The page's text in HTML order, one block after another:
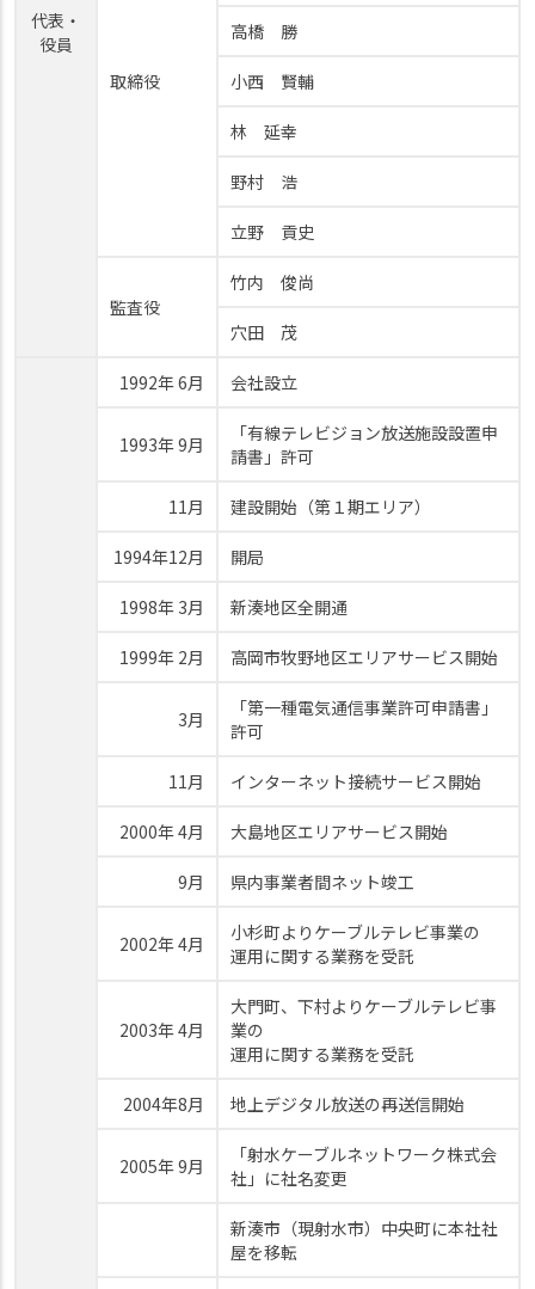
代表・
役員
取締役
高橋 勝
小西 賢輔
林 延幸
野村 浩
立野 貢史
監査役
竹内 俊尚
穴田 茂
1992年 6月 会社設立
1993年 9月
「有線テレビジョン放送施設設置申
請書」許可
11月 建設開始（第１期エリア）
1994年12月 開局
1998年 3月 新湊地区全開通
1999年 2月 高岡市牧野地区エリアサービス開始
3月
「第一種電気通信事業許可申請書」
許可
11月 インターネット接続サービス開始
2000年 4月 大島地区エリアサービス開始
9月 県内事業者間ネット竣工
2002年 4月
小杉町よりケーブルテレビ事業の
運用に関する業務を受託
2003年 4月
大門町、下村よりケーブルテレビ事
業の
運用に関する業務を受託
2004年8月 地上デジタル放送の再送信開始
2005年 9月
「射水ケーブルネットワーク株式会
社」に社名変更
新湊市（現射水市）中央町に本社社
屋を移転